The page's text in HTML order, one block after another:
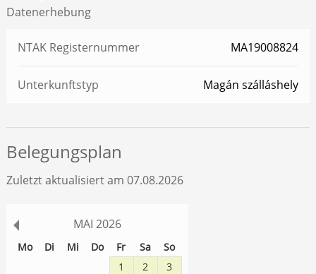
Datenerhebung
NTAK Registernummer MA19008824
Unterkunftstyp Magán szálláshely
Belegungsplan
Zuletzt aktualisiert am 07.08.2026
MAI 2026
Mo Di Mi Do Fr Sa
So
1 2
3